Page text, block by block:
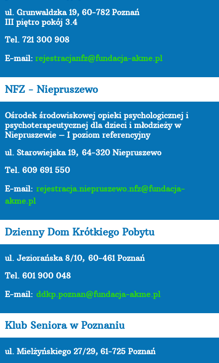
ul. Grunwaldzka 19, 60-782 Poznań
III piętro pokój 3.4
Tel. 721 300 908
E-mail: rejestracjanfz@fundacja-akme.pl
NFZ - Niepruszewo
Ośrodek środowiskowej opieki psychologicznej i
psychoterapeutycznej dla dzieci i młodzieży w
Niepruszewie – I poziom referencyjny
ul. Starowiejska 19, 64-320 Niepruszewo
Tel. 609 691 550
E-mail: rejestracja.niepruszewo.nfz@fundacja-
akme.pl
Dzienny Dom Krótkiego Pobytu
ul. Jeziorańska 8/10, 60-461 Poznań
Tel. 601 900 048
E-mail: ddkp.poznan@fundacja-akme.pl
Klub Seniora w Poznaniu
ul. Mielżyńskiego 27/29, 61-725 Poznań